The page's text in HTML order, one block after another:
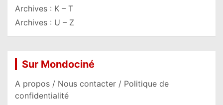
Archives : K – T
Archives : U – Z
Sur Mondociné
A propos / Nous contacter / Politique de
confidentialité